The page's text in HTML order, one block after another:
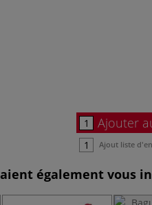
Ajouter
Ajout liste
également vous